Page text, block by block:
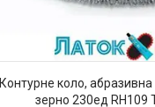
Контурне коло,
зерно 230ед